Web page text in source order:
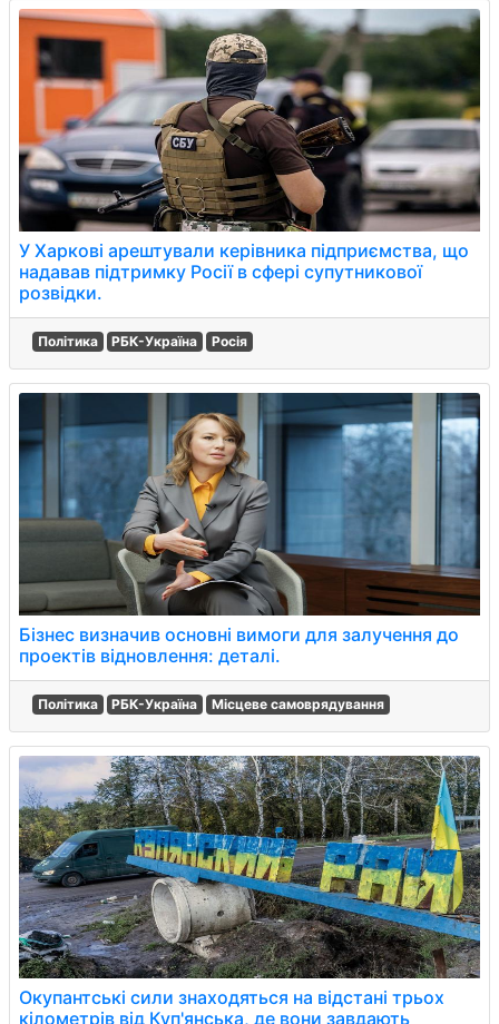
У Харкові арештували керівника підприємства, що
надавав підтримку Росії в сфері супутникової
розвідки.
Політика РБК-Україна Росія
Бізнес визначив основні вимоги для залучення до
проектів відновлення: деталі.
Політика РБК-Україна Місцеве самоврядування
Окупантські сили знаходяться на відстані трьох
кілометрів від Куп'янська, де вони завдають